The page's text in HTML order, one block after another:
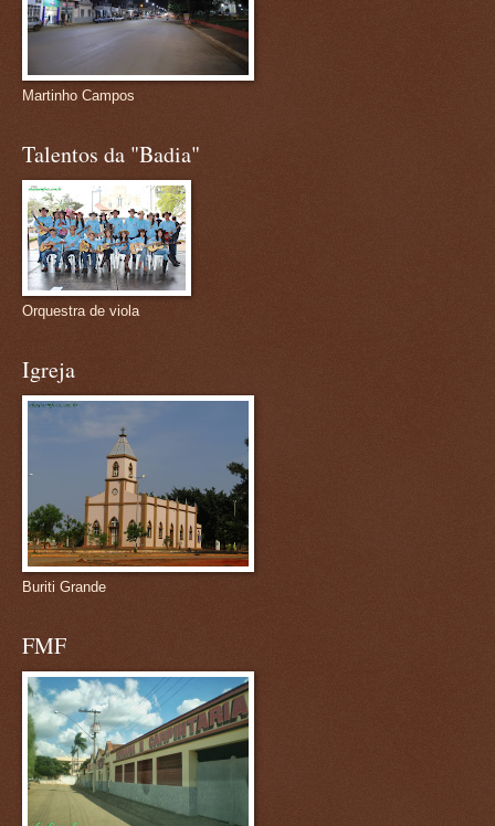
Martinho Campos
Talentos da "Badia"
Orquestra de viola
Igreja
Buriti Grande
FMF